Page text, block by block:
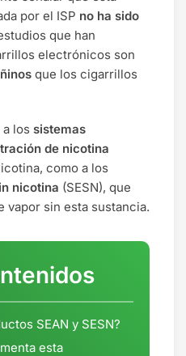
por el ISP no ha sido
que han
electrónicos son
que los cigarrillos
los sistemas
de nicotina
como a los
nicotina (SESN), que
vapor sin esta sustancia.
SEAN y SESN?
esta